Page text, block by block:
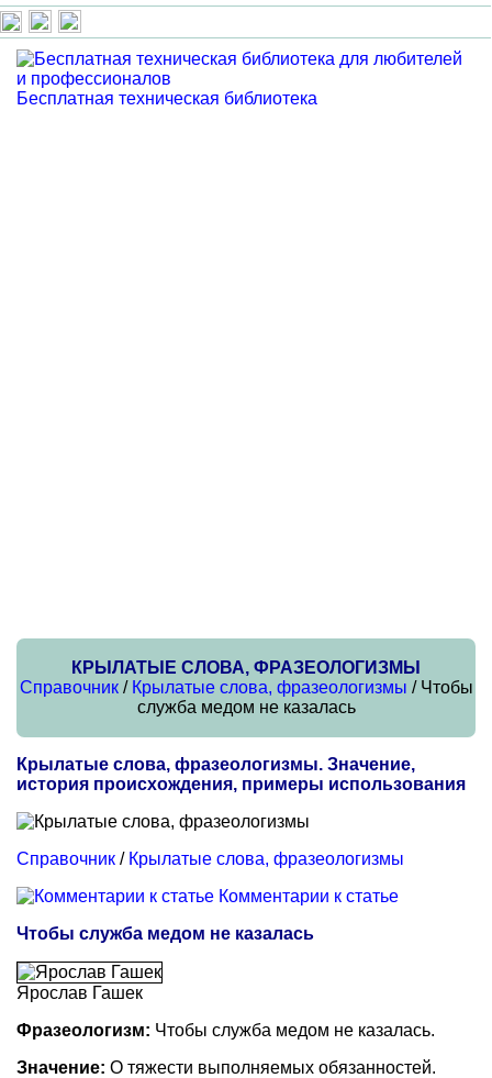
Бесплатная техническая библиотека
КРЫЛАТЫЕ СЛОВА, ФРАЗЕОЛОГИЗМЫ
Справочник/ Крылатые слова, фразеологизмы / Чтобы
служба медом не казалась
Крылатые слова, фразеологизмы. Значение,
история происхождения, примеры использования
Справочник / Крылатые слова, фразеологизмы
Комментарии к статье
Чтобы служба медом не казалась
Ярослав Гашек
Фразеологизм: Чтобы служба медом не казалась.
Значение: О тяжести выполняемых обязанностей.